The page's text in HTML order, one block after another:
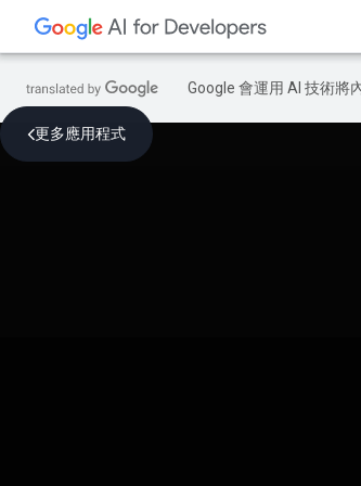
Google 會運用 AI 技術將
更多應用程式